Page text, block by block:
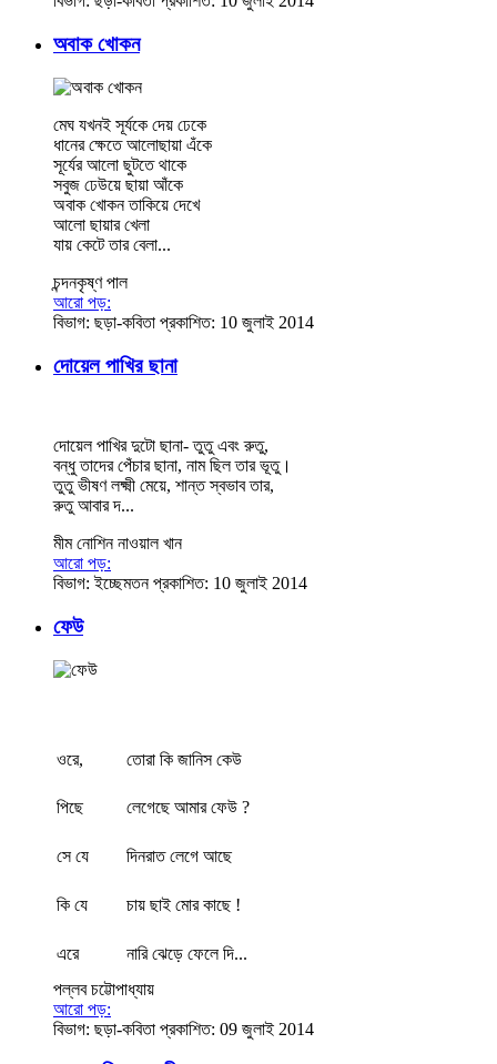
অবাক খোকন
মেঘ যখনই সূর্যকে দেয় ঢেকে
ধানের ক্ষেতে আলোছায়া এঁকে
সূর্যের আলো ছুটতে থাকে
সবুজ ঢেউয়ে ছায়া আঁকে
অবাক খোকন তাকিয়ে দেখে
আলো ছায়ার খেলা
যায় কেটে তার বেলা...
চন্দনকৃষ্ণ পাল
আরো পড়:
বিভাগ: ছড়া-কবিতা প্রকাশিত: 10 জুলাই 2014
দোয়েল পাখির ছানা
দোয়েল পাখির দুটো ছানা- তুতু এবং রুতু,
বন্ধু তাদের পেঁচার ছানা, নাম ছিল তার ভূতু।
তুতু ভীষণ লক্ষ্মী মেয়ে, শান্ত স্বভাব তার,
রুতু আবার দ...
মীম নোশিন নাওয়াল খান
আরো পড়:
বিভাগ:ইচ্ছেমতন প্রকাশিত: 10 জুলাই 2014
ফেউ
ওরে, তোরা কি জানিস কেউ
পিছে লেগেছে আমার ফেউ ?
সে যে দিনরাত লেগে আছে
কি যে চায় ছাই মোর কাছে !
এরে
নারি ঝেড়ে ফেলে দি...
পল্লব চট্টোপাধ্যায়
আরো পড়:
বিভাগ: ছড়া-কবিতা প্রকাশিত: 09 জুলাই 2014